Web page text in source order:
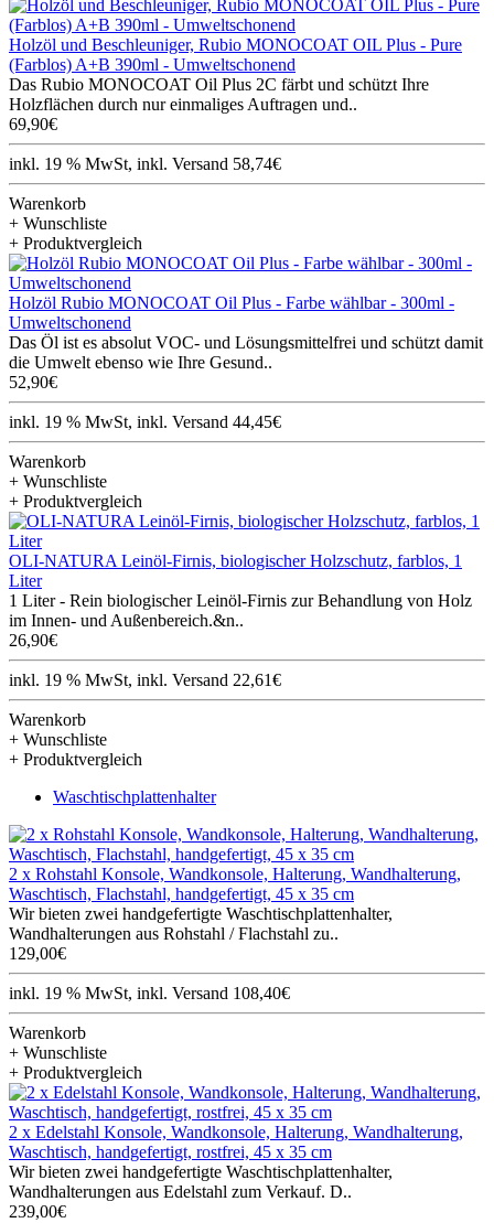
Holzöl und Beschleuniger, Rubio MONOCOAT OIL Plus - Pure
(Farblos) A+B 390ml - Umweltschonend
Das Rubio MONOCOAT Oil Plus 2C färbt und schützt Ihre
Holzflächen durch nur einmaliges Auftragen und..
69,90€
inkl. 19 % MwSt, inkl. Versand 58,74€
Warenkorb
+ Wunschliste
+ Produktvergleich
Holzöl Rubio MONOCOAT Oil Plus - Farbe wählbar - 300ml -
Umweltschonend
Das Öl ist es absolut VOC- und Lösungsmittelfrei und schützt damit
die Umwelt ebenso wie Ihre Gesund..
52,90€
inkl. 19 % MwSt, inkl. Versand 44,45€
Warenkorb
+ Wunschliste
+ Produktvergleich
OLI-NATURA Leinöl-Firnis, biologischer Holzschutz, farblos, 1
Liter
1 Liter - Rein biologischer Leinöl-Firnis zur Behandlung von Holz
im Innen- und Außenbereich.&n..
26,90€
inkl. 19 % MwSt, inkl. Versand 22,61€
Warenkorb
+ Wunschliste
+ Produktvergleich
Waschtischplattenhalter
2 x Rohstahl Konsole, Wandkonsole, Halterung, Wandhalterung,
Waschtisch, Flachstahl, handgefertigt, 45 x 35 cm
Wir bieten zwei handgefertigte Waschtischplattenhalter,
Wandhalterungen aus Rohstahl / Flachstahl zu..
129,00€
inkl. 19 % MwSt, inkl. Versand 108,40€
Warenkorb
+ Wunschliste
+ Produktvergleich
2 x Edelstahl Konsole, Wandkonsole, Halterung, Wandhalterung,
Waschtisch, handgefertigt, rostfrei, 45 x 35 cm
Wir bieten zwei handgefertigte Waschtischplattenhalter,
Wandhalterungen aus Edelstahl zum Verkauf. D..
239,00€